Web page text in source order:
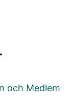
och Medlem